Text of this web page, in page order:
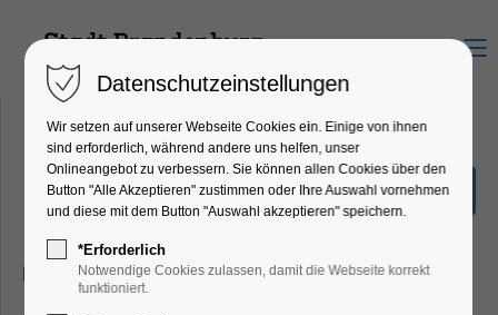
Menu
Orgelmusik am Mittag
Konzert, Musik
15.06.2026, 12:00–12:30
Datenschutzeinstellungen
Wir setzen auf unserer Webseite Cookies ein. Einige von ihnen
sind erforderlich, während andere uns helfen, unser
Onlineangebot zu verbessern. Sie können allen Cookies über den
Button "Alle Akzeptieren" zustimmen oder Ihre Auswahl vornehmen
und diese mit dem Button "Auswahl akzeptieren" speichern.
*Erforderlich
Notwendige Cookies zulassen, damit die Webseite korrekt
funktioniert.